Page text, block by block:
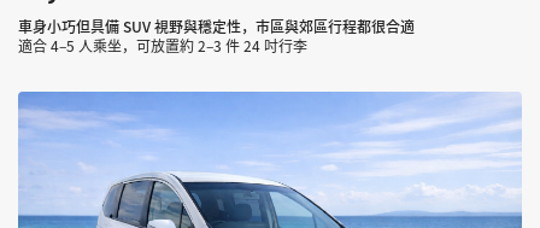
車身小巧但具備 SUV 視野與穩定性，市區與郊區行程都很合適
適合 4–5 人乘坐，可放置約 2–3 件 24 吋行李